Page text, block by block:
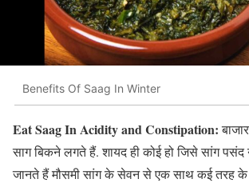
Benefits Of Saag In Winter
Eat Saag In Acidity and Constipation:
साग बिकने लगते हैं. शायद ही कोई हो जिसे सांग
जानते हैं मौसमी सांग के सेवन से एक साथ कई तरह के